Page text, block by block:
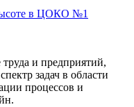
в ЦОКО №1
и предприятий,
задач в области
процессов и